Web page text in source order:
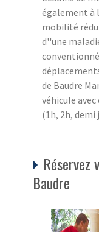
également à
mobilité
d''une
de Baudre
véhicule
(1h, 2h, demi
Réservez
Baudre